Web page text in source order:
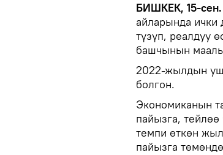
БИШКЕК, 15-
айларында
түзүп, реалдуу
башчынын
2022-жылдын
болгон.
Экономиканын
пайызга,
темпи өткөн
пайызга